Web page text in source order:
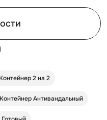
Контейнер 2 на 2
Контейнер Антивандальный